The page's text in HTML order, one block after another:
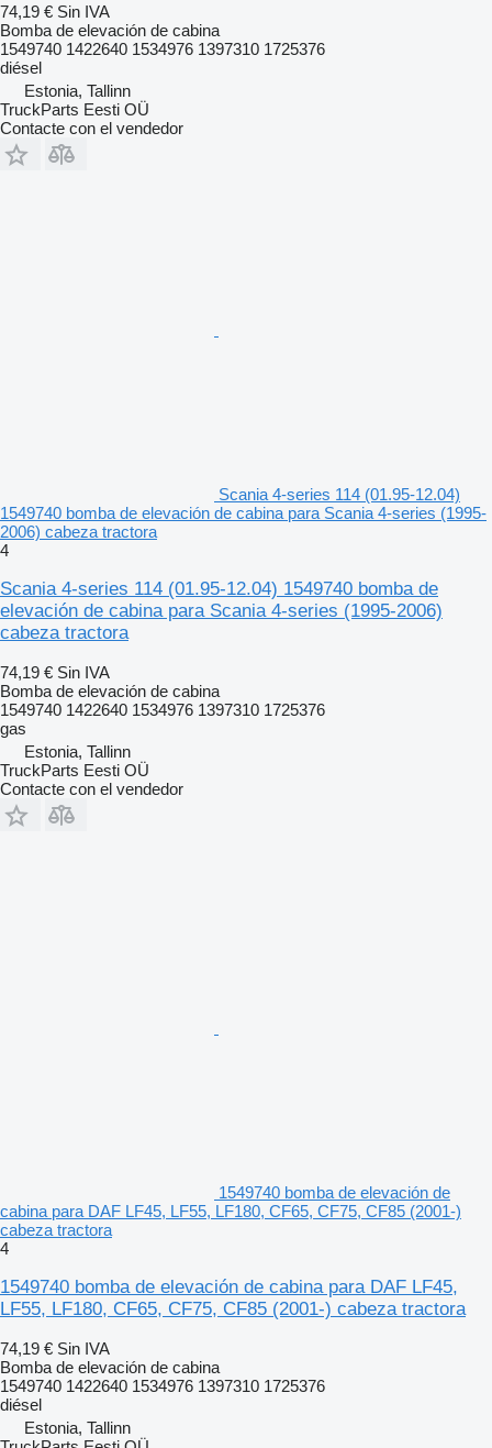
74,19 € Sin IVA
Bomba de elevación de cabina
1549740 1422640 1534976 1397310 1725376
diésel
Estonia, Tallinn
TruckParts Eesti OÜ
Contacte con el vendedor
Scania 4-series 114 (01.95-12.04)
1549740 bomba de elevación de cabina para Scania 4-series (1995-
2006) cabeza tractora
4
Scania 4-series 114 (01.95-12.04) 1549740 bomba de
elevación de cabina para Scania 4-series (1995-2006)
cabeza tractora
74,19 € Sin IVA
Bomba de elevación de cabina
1549740 1422640 1534976 1397310 1725376
gas
Estonia, Tallinn
TruckParts Eesti OÜ
Contacte con el vendedor
1549740 bomba de elevación de
cabina para DAF LF45, LF55, LF180, CF65, CF75, CF85 (2001-)
cabeza tractora
4
1549740 bomba de elevación de cabina para DAF LF45,
LF55, LF180, CF65, CF75, CF85 (2001-) cabeza tractora
74,19 € Sin IVA
Bomba de elevación de cabina
1549740 1422640 1534976 1397310 1725376
diésel
Estonia, Tallinn